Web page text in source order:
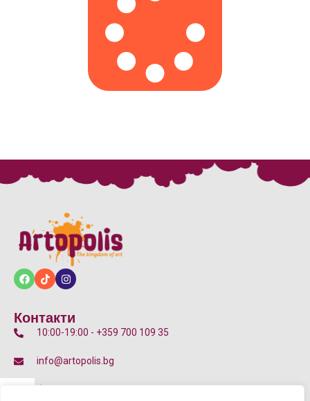
Контакти
10:00-19:00 - +359 700 109 35
info@artopolis.bg